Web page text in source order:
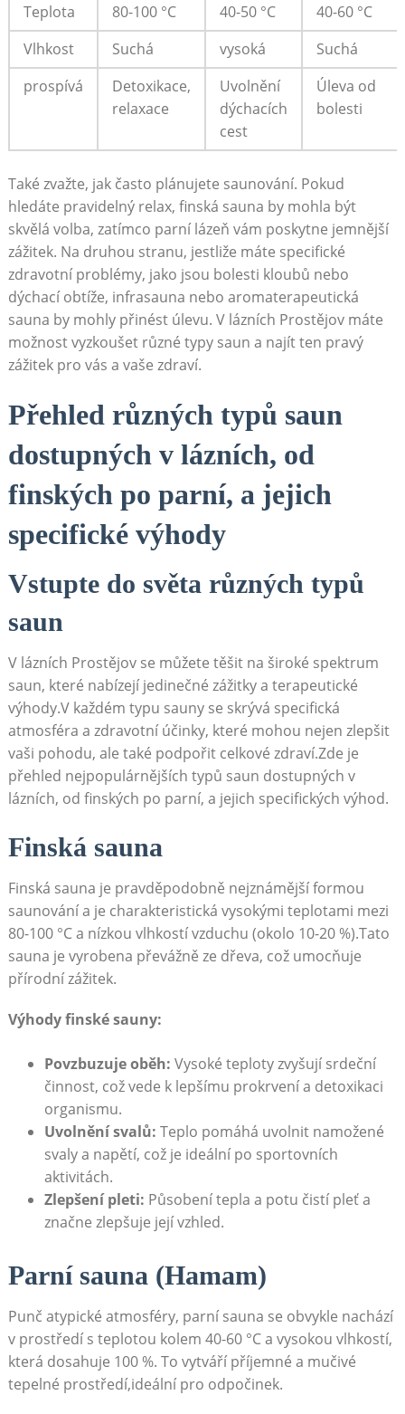
Teplota 80-100 °C 40-50 °C
40-60 °C
Vlhkost
Suchá vysoká
Suchá
prospívá
Detoxikace,
relaxace
Uvolnění
dýchacích
cest
Úleva od
bolesti
Také zvažte, jak často plánujete saunování. Pokud
hledáte pravidelný relax, finská sauna by mohla být
skvělá volba, zatímco parní lázeň vám poskytne jemnější
zážitek. Na druhou stranu, jestliže máte specifické
zdravotní problémy, jako jsou bolesti kloubů nebo
dýchací obtíže, infrasauna nebo aromaterapeutická
sauna by mohly přinést úlevu. V lázních Prostějov máte
možnost vyzkoušet různé typy saun a najít ten pravý
zážitek pro vás a vaše zdraví.
Přehled různých typů saun
dostupných v lázních, od
finských po parní, a jejich
specifické výhody
Vstupte do světa různých typů
saun
V lázních Prostějov se můžete těšit na široké spektrum
saun, které nabízejí jedinečné zážitky a terapeutické
výhody.V každém typu sauny se skrývá specifická
atmosféra a zdravotní účinky, které mohou nejen zlepšit
vaši pohodu, ale také podpořit celkové zdraví.Zde je
přehled nejpopulárnějších typů saun dostupných v
lázních, od finských po parní, a jejich specifických výhod.
Finská sauna
Finská sauna je pravděpodobně nejznámější formou
saunování a je charakteristická vysokými teplotami mezi
80-100 °C a nízkou vlhkostí vzduchu (okolo 10-20 %).Tato
sauna je vyrobena převážně ze dřeva, což umocňuje
přírodní zážitek.
Výhody finské sauny:
Povzbuzuje oběh: Vysoké teploty zvyšují srdeční
činnost, což vede k lepšímu prokrvení a detoxikaci
organismu.
Uvolnění svalů: Teplo pomáhá uvolnit namožené
svaly a napětí, což je ideální po sportovních
aktivitách.
Zlepšení pleti: Působení tepla a potu čistí pleť a
značne zlepšuje její vzhled.
Parní sauna (Hamam)
Punč atypické atmosféry, parní sauna se obvykle nachází
v prostředí s teplotou kolem 40-60 °C a vysokou vlhkostí,
která dosahuje 100 %. To vytváří příjemné a mučivé
tepelné prostředí,ideální pro odpočinek.